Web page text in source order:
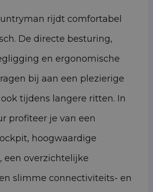
rijdt comfortabel
De directe besturing,
en ergonomische
bij aan een plezierige
tijdens langere ritten. In
profiteer je van een
hoogwaardige
een overzichtelijke
slimme connectiviteits- en